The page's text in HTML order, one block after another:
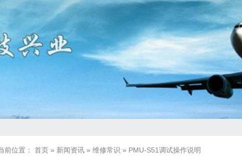
前位置： 首页 » 新闻资讯 » 维修常识 » PMU-S51调试操作说明